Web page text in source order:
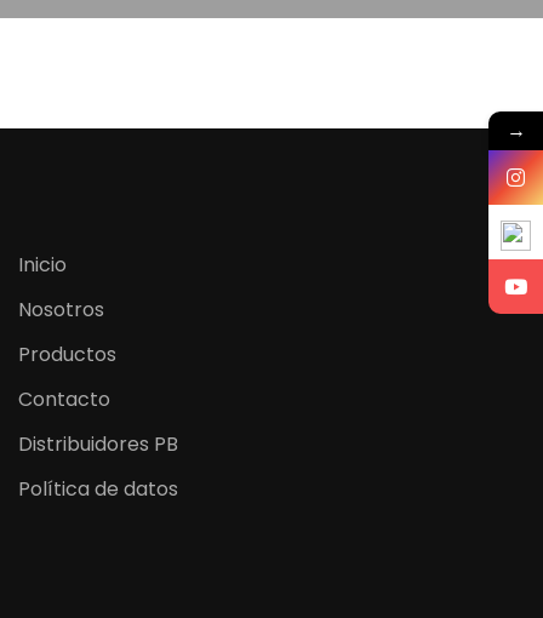
Inicio
Nosotros
Productos
Contacto
Distribuidores PB
Política de datos
→